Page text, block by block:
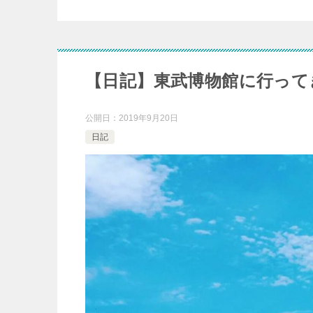
【日記】東武博物館に行っ
公開日： 2019年9月20日
日記